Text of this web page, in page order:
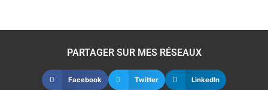
PARTAGER SUR MES RÉSEAUX
Facebook Twitter LinkedIn